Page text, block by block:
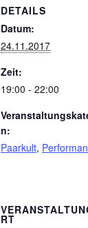
DETAILS
Datum:
24.11.2017
Zeit:
19:00 - 22:00
n:
Paarkult,
RT